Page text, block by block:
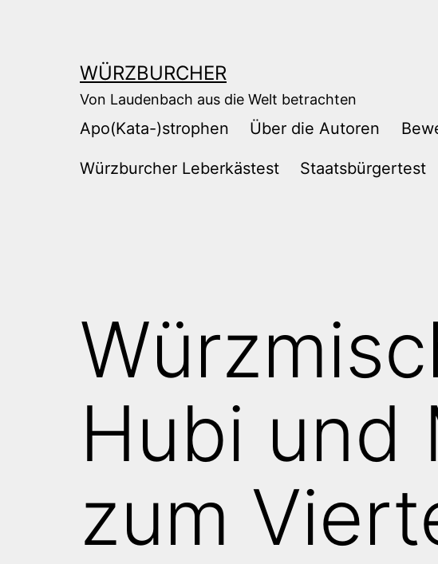
WÜRZBURCHER
Von Laudenbach aus die Welt betrachten
Apo(Kata-)strophen Über die Autoren
Würzburcher Leberkästest Staatsbürgertest
Hubi und
zum